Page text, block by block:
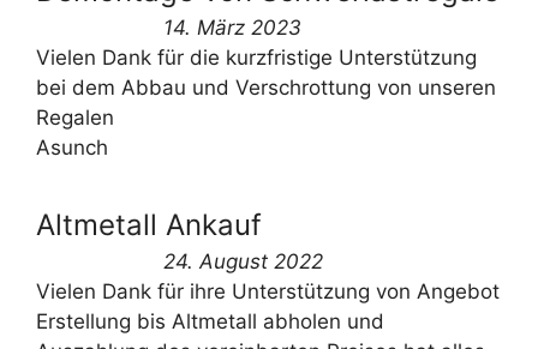
14. März 2023
Vielen Dank für die kurzfristige Unterstützung
bei dem Abbau und Verschrottung von unseren
Regalen
Asunch
Altmetall Ankauf
24. August 2022
Vielen Dank für ihre Unterstützung von Angebot
Erstellung bis Altmetall abholen und